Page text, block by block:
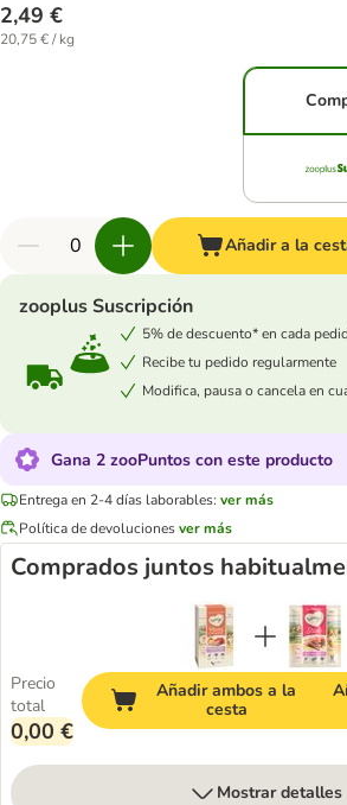
2,49 €
20,75 € / kg
Añadir a la
zooplus Suscripción
5% de descuento* en cada
Recibe tu pedido regularmente
Modifica, pausa o cancela en
Gana 2 zooPuntos con este producto
Entrega en 2-4 días laborables: ver más
Política de devolucionesver más
Comprados juntos
Precio
total
0,00 €
Añadir ambos a la
cesta
Mostrar detalles